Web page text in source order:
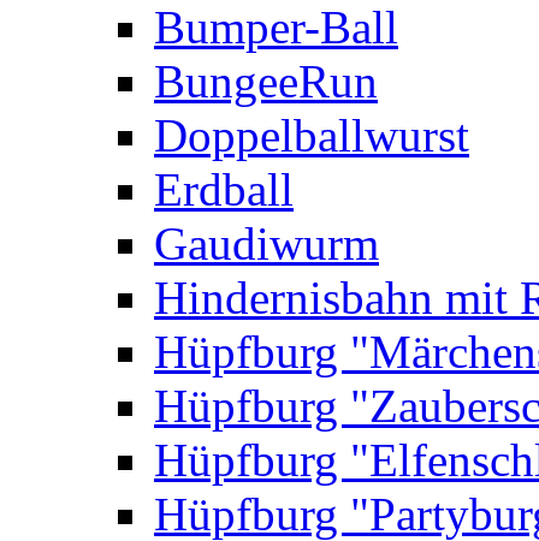
Bumper-Ball
BungeeRun
Doppelballwurst
Erdball
Gaudiwurm
Hindernisbahn mit
Hüpfburg
Hüpfburg
Hüpfburg
Hüpfburg